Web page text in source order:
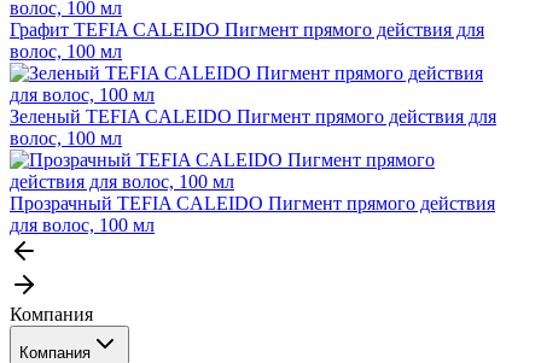
Графит TEFIA CALEIDO Пигмент прямого действия для
волос, 100 мл
Зеленый TEFIA CALEIDO Пигмент прямого действия для
волос, 100 мл
Прозрачный TEFIA CALEIDO Пигмент прямого действия
для волос, 100 мл
Компания
Компания